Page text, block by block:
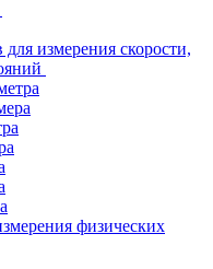
измерения скорости,
физических